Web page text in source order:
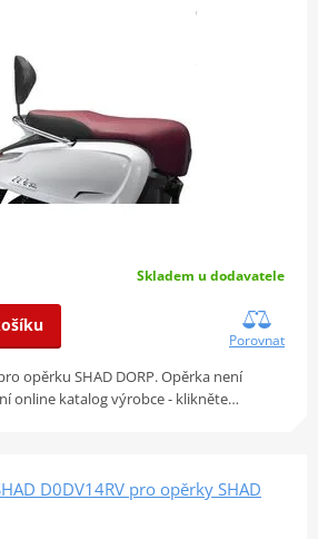
Skladem u dodavatele
Porovnat
opěrku SHAD DORP. Opěrka není
online katalog výrobce - klikněte…
D0DV14RV pro opěrky SHAD